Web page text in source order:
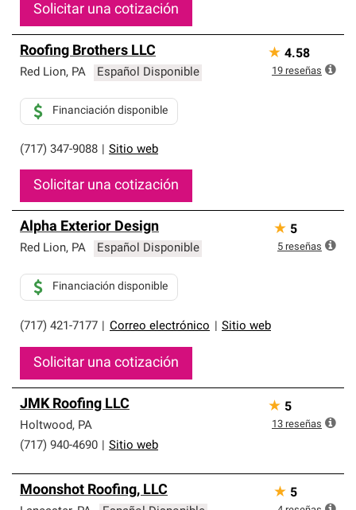
Solicitar una cotización
Roofing Brothers LLC
Red Lion, PA Español Disponible
(717) 347-9088 Sitio web
Financiación disponible
Solicitar una cotización
★ 4.58
19 reseñas
Alpha Exterior Design
Red Lion, PA Español Disponible
(717) 421-7177 Correo electrónico Sitio web
Financiación disponible
Solicitar una cotización
★ 5
5 reseñas
JMK Roofing LLC
Holtwood, PA
(717) 940-4690
Sitio web
★ 5
13 reseñas
Moonshot Roofing, LLC ★ 5